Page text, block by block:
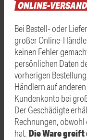
ONLINE-
Bei Bestell- oder
großer Online-
keinen Fehler
persönlichen Daten
vorherigen
Händlern auf
Kundenkonto bei
Der Geschädigte
Rechnungen,
hat. Die Ware